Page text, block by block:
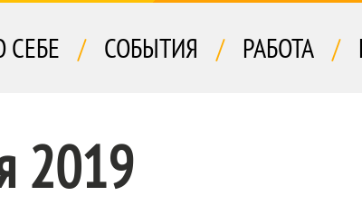
СЕБЕ / СОБЫТИЯ / РАБОТА /
2019